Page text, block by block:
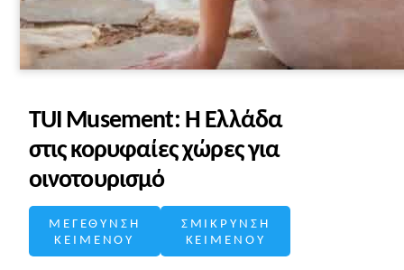
TUI Musement: Η Ελλάδα
στις κορυφαίες χώρες για
οινοτουρισμό
ΜΕΓΕΘΥΝΣΗ
ΚΕΙΜΕΝΟΥ
ΣΜΙΚΡΥΝΣΗ
ΚΕΙΜΕΝΟΥ